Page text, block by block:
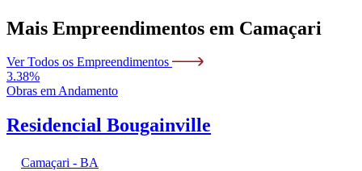
Mais Empreendimentos em Camaçari
Ver Todos os Empreendimentos
3.38%
Obras em Andamento
Residencial Bougainville
Camaçari - BA